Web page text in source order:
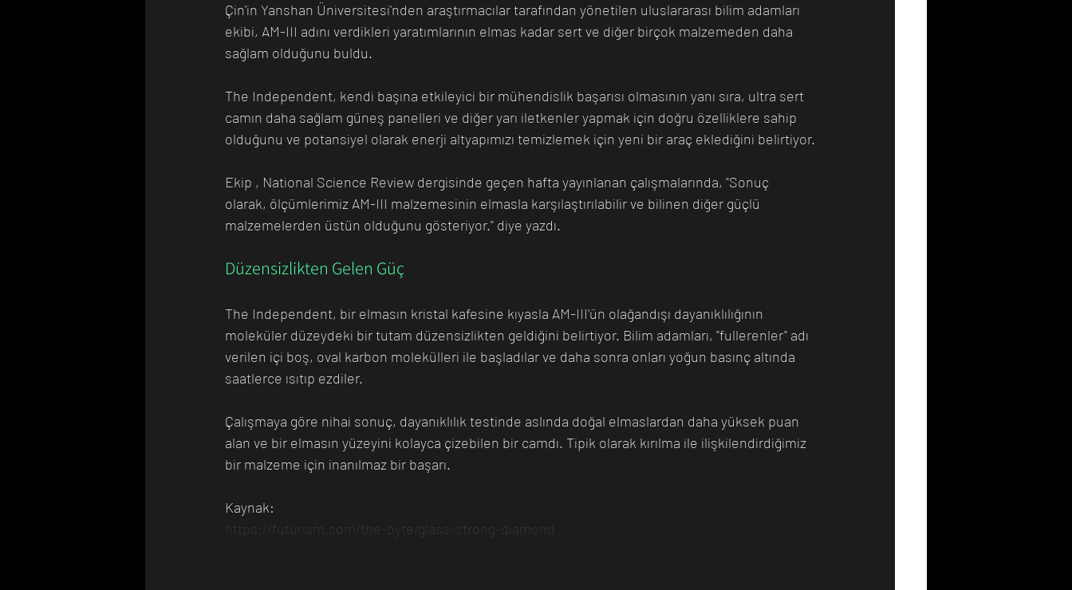
Çin'in Yanshan Üniversitesi'nden araştırmacılar tarafından yönetilen uluslararası bilim adamları
ekibi, AM-III adını verdikleri yaratımlarının elmas kadar sert ve diğer birçok malzemeden daha
sağlam olduğunu buldu.
The Independent, kendi başına etkileyici bir mühendislik başarısı olmasının yanı sıra, ultra sert
camın daha sağlam güneş panelleri ve diğer yarı iletkenler yapmak için doğru özelliklere sahip
olduğunu ve potansiyel olarak enerji altyapımızı temizlemek için yeni bir araç eklediğini belirtiyor.
Ekip , National Science Review dergisinde geçen hafta yayınlanan çalışmalarında, "Sonuç
olarak, ölçümlerimiz AM-III malzemesinin elmasla karşılaştırılabilir ve bilinen diğer güçlü
malzemelerden üstün olduğunu gösteriyor." diye yazdı.
Düzensizlikten Gelen Güç
The Independent, bir elmasın kristal kafesine kıyasla AM-III'ün olağandışı dayanıklılığının
moleküler düzeydeki bir tutam düzensizlikten geldiğini belirtiyor. Bilim adamları, "fullerenler" adı
verilen içi boş, oval karbon molekülleri ile başladılar ve daha sonra onları yoğun basınç altında
saatlerce ısıtıp ezdiler.
Çalışmaya göre nihai sonuç, dayanıklılık testinde aslında doğal elmaslardan daha yüksek puan
alan ve bir elmasın yüzeyini kolayca çizebilen bir camdı. Tipik olarak kırılma ile ilişkilendirdiğimiz
bir malzeme için inanılmaz bir başarı.
Kaynak:
https://futurism.com/the-byte/glass-strong-diamond